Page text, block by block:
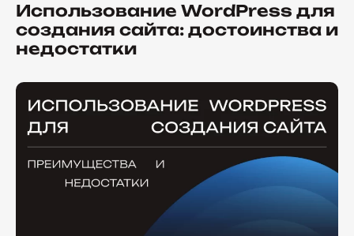
Использование WordPress для
создания сайта: достоинства и
недостатки